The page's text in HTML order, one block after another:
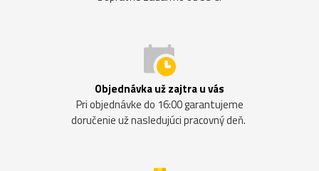
Objednávka už zajtra u vás
Pri objednávke do 16:00 garantujeme
doručenie už nasledujúci pracovný deň.